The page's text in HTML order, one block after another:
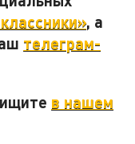
, а
телеграм-
в нашем